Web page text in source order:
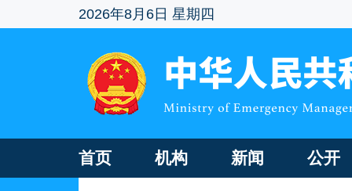
2026年8月6日 星期四
首页 机构 新闻 公开